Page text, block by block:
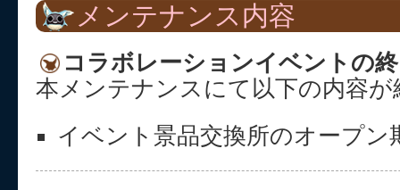
メンテナンス内容
コラボレーションイベントの
本メンテナンスにて以下の内容が
イベント景品交換所のオープン